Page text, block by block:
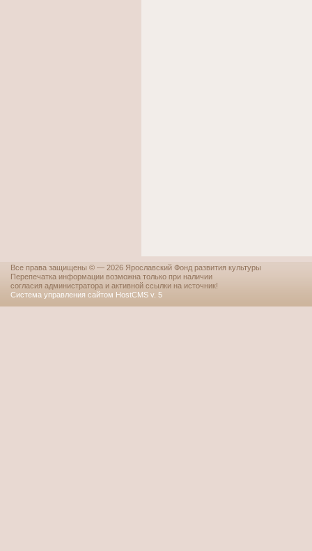
Все права защищены © — 2026 Ярославский Фонд развития культуры
Перепечатка информации возможна только при наличии
согласия администратора и активной ссылки на источник!
Система управления сайтом HostCMS v. 5